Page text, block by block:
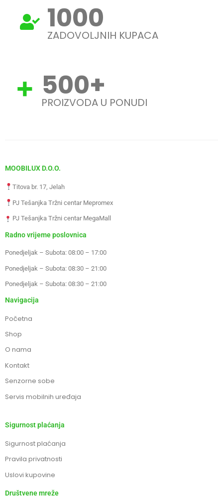
1000
ZADOVOLJNIH KUPACA
500+
PROIZVODA U PONUDI
MOOBILUX D.O.O.
Titova br. 17, Jelah
PJ Tešanjka Tržni centar Mepromex
PJ Tešanjka Tržni centar MegaMall
Radno vrijeme poslovnica
Ponedjeljak – Subota: 08:00 – 17:00
Ponedjeljak – Subota: 08:30 – 21:00
Ponedjeljak – Subota: 08:30 – 21:00
Navigacija
Početna
Shop
O nama
Kontakt
Senzorne sobe
Servis mobilnih uređaja
Sigurnost plaćanja
Sigurnost plaćanja
Pravila privatnosti
Uslovi kupovine
Društvene mreže